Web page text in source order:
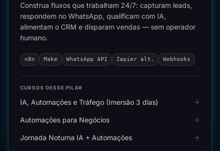
Construa fluxos que trabalham 24/7: capturam leads,
respondem no WhatsApp, qualificam com IA,
alimentam o CRM e disparam vendas — sem operador
humano.
n8n Make WhatsApp API Zapier alt. Webhooks
CURSOS DESSE PILAR
IA, Automações e Tráfego (Imersão 3 dias)
Automações para Negócios
Jornada Noturna IA + Automações